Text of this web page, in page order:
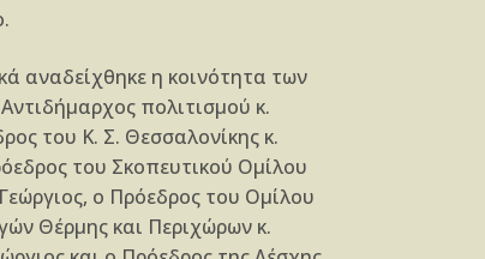
αναδείχθηκε η κοινότητα των
πολιτισμού κ.
του Κ. Σ. Θεσσαλονίκης κ.
του Σκοπευτικού Ομίλου
ο Πρόεδρος του Ομίλου
Θέρμης και Περιχώρων κ.